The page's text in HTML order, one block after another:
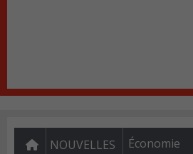
NOUVELLES Économie